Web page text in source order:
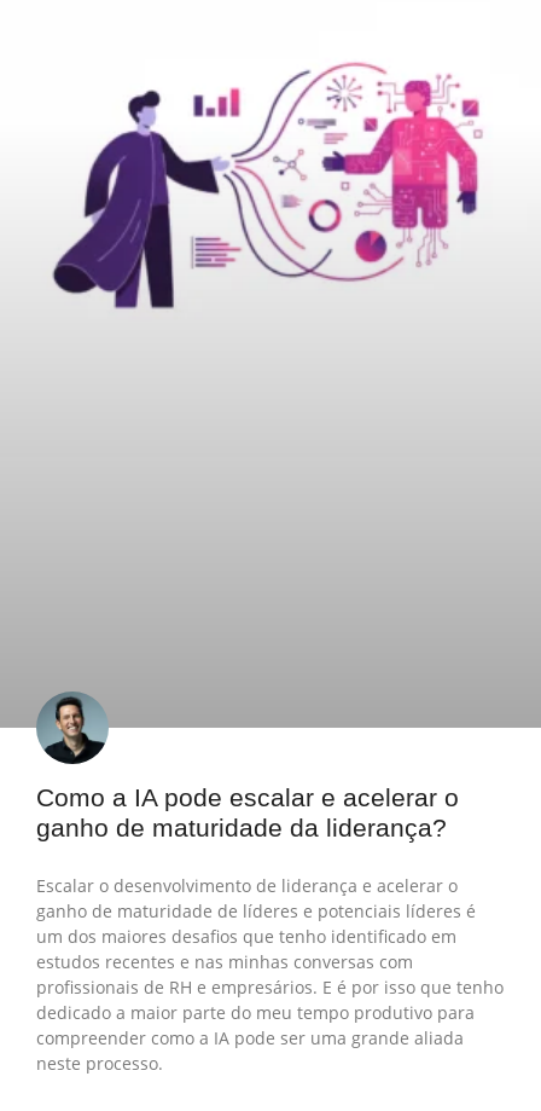
Como a IA pode escalar e acelerar o
ganho de maturidade da liderança?
Escalar o desenvolvimento de liderança e acelerar o
ganho de maturidade de líderes e potenciais líderes é
um dos maiores desafios que tenho identificado em
estudos recentes e nas minhas conversas com
profissionais de RH e empresários. E é por isso que tenho
dedicado a maior parte do meu tempo produtivo para
compreender como a IA pode ser uma grande aliada
neste processo.